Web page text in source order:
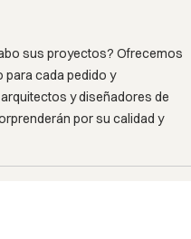
sus proyectos? Ofrecemos
para cada pedido y
y diseñadores de
por su calidad y